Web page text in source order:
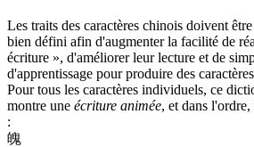
Les traits des caractères chinois doivent
bien défini afin d'augmenter la facilité de
écriture », d'améliorer leur lecture et de
d'apprentissage pour produire des
Pour tous les caractères individuels, ce
montre une écriture animée, et dans
:
魄